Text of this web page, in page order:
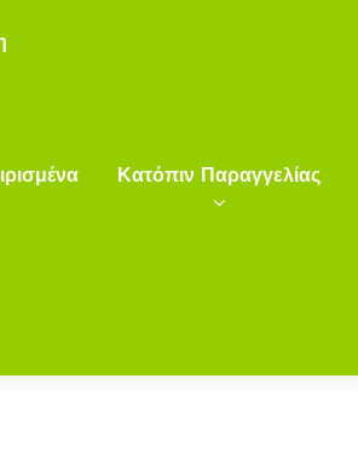
Κατόπιν Παραγγελίας